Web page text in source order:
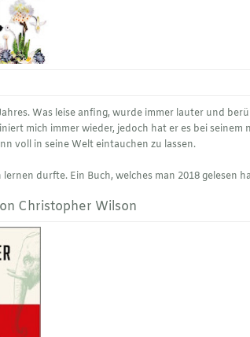
Was leise anfing, wurde immer lauter und
mich immer wieder, jedoch hat er es bei seinem
voll in seine Welt eintauchen zu lassen.
durfte. Ein Buch, welches man 2018 gelesen
Christopher Wilson